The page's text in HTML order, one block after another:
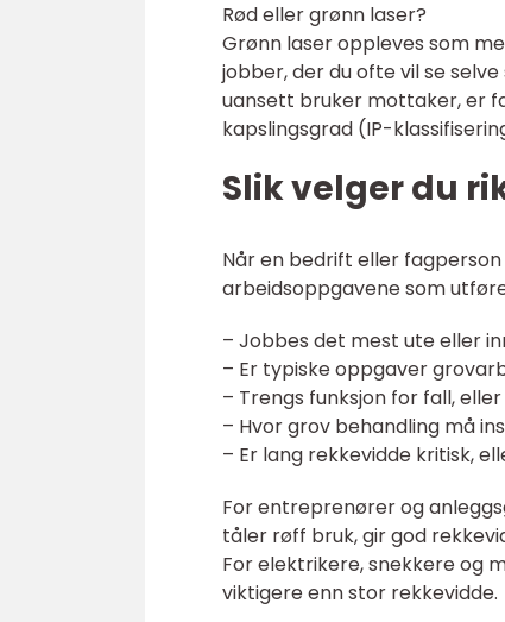
Rød eller grønn laser?
Grønn laser oppleves som
jobber, der du ofte vil se
uansett bruker mottaker, er
kapslingsgrad (IP-
Slik velger du
Når en bedrift eller
arbeidsoppgavene som
– Jobbes det mest ute eller
– Er typiske oppgaver
– Trengs funksjon for fall,
– Hvor grov behandling må
– Er lang rekkevidde kritisk,
For entreprenører og
tåler røff bruk, gir god
For elektrikere, snekkere og
viktigere enn stor rekkevidde.